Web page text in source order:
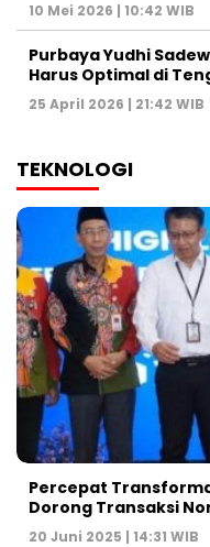
10 Mei 2026 | 10:42 WIB
Purbaya Yudhi
Harus Optimal di
25 April 2026 | 21:42 WIB
TEKNOLOGI
Percepat
Dorong Transaksi
20 Juni 2025 | 14:31 WIB